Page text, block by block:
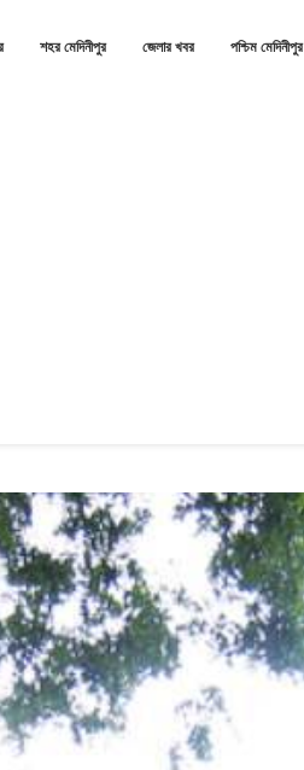
শহর মেদিনীপুর জেলার খবর পশ্চিম মেদিনীপুর